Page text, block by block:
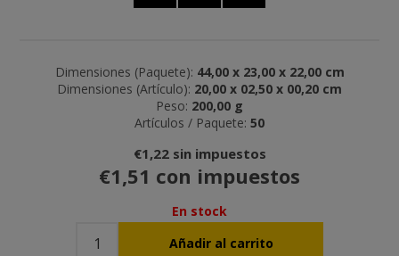
Dimensiones (Paquete): 44,00 x 23,00 x 22,00 cm
Dimensiones (Artículo): 20,00 x 02,50 x 00,20 cm
Peso: 200,00 g
Artículos / Paquete: 50
€1,22 sin impuestos
€1,51 con impuestos
En stock